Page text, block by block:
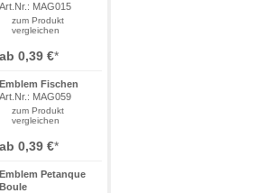
Art.Nr.: MAG015
zum Produkt
vergleichen
ab 0,39 €*
Emblem Fischen
Art.Nr.: MAG059
zum Produkt
vergleichen
ab 0,39 €*
Emblem Petanque
Boule